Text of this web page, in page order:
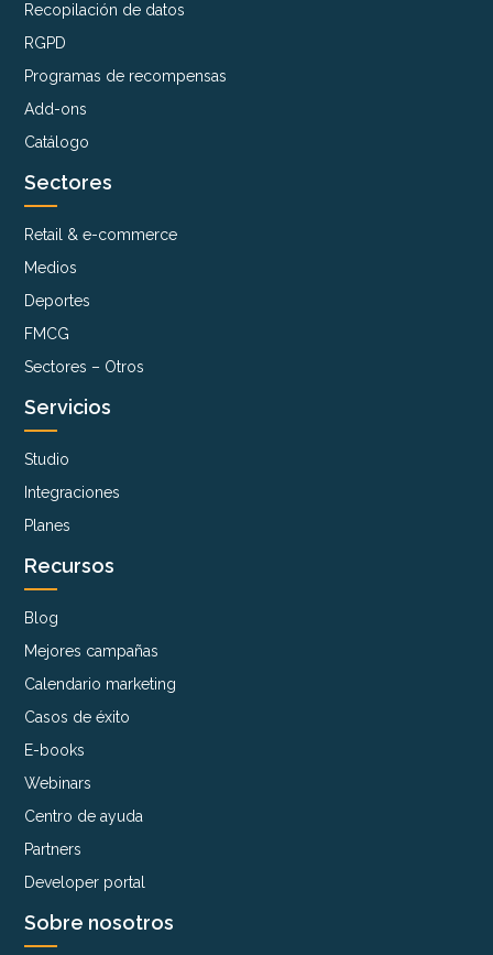
Recopilación de datos
RGPD
Programas de recompensas
Add-ons
Catálogo
Sectores
Retail & e-commerce
Medios
Deportes
FMCG
Sectores – Otros
Servicios
Studio
Integraciones
Planes
Recursos
Blog
Mejores campañas
Calendario marketing
Casos de éxito
E-books
Webinars
Centro de ayuda
Partners
Developer portal
Sobre nosotros